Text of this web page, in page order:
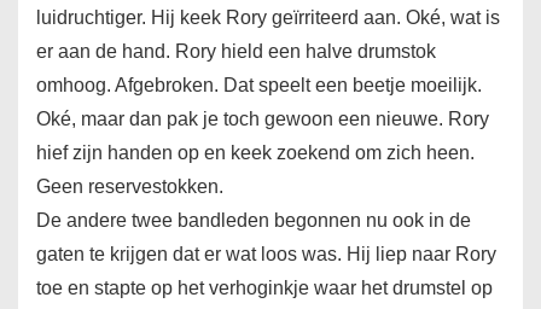
luidruchtiger. Hij keek Rory geïrriteerd aan. Oké, wat is
er aan de hand. Rory hield een halve drumstok
omhoog. Afgebroken. Dat speelt een beetje moeilijk.
Oké, maar dan pak je toch gewoon een nieuwe. Rory
hief zijn handen op en keek zoekend om zich heen.
Geen reservestokken.
De andere twee bandleden begonnen nu ook in de
gaten te krijgen dat er wat loos was. Hij liep naar Rory
toe en stapte op het verhoginkje waar het drumstel op